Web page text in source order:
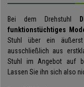
Bei dem Drehstuhl
funktionstüchtiges
Stuhl über ein
ausschließlich aus
Stuhl im Angebot auf
Lassen Sie ihn sich also